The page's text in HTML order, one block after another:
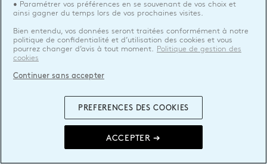
• Paramétrer vos préférences en se souvenant de vos choix et
ainsi gagner du temps lors de vos prochaines visites.
Bien entendu, vos données seront traitées conformément à notre
politique de confidentialité et d’utilisation des cookies et vous
pourrez changer d’avis à tout moment.
Politique de gestion des
cookies
ACCEPTER ➔
PREFERENCES DES COOKIES
Continuer sans accepter